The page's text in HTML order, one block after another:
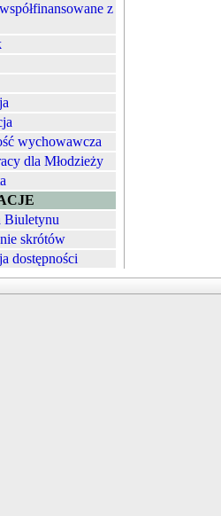
z
wychowawcza
dla Młodzieży
Biuletynu
skrótów
dostępności